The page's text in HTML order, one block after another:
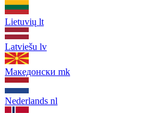
Lietuvių lt
Latviešu lv
Македонски mk
Nederlands nl